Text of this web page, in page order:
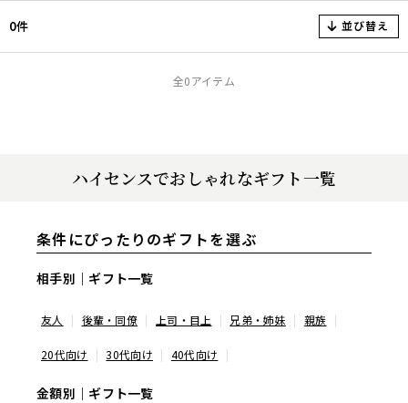
0件 並び替え
全0アイテム
ハイセンスでおしゃれなギフト一覧
条件にぴったりのギフトを選ぶ
相手別｜ギフト一覧
友人 後輩・同僚 上司・目上 兄弟・姉妹 親族
20代向け 30代向け 40代向け
金額別｜ギフト一覧